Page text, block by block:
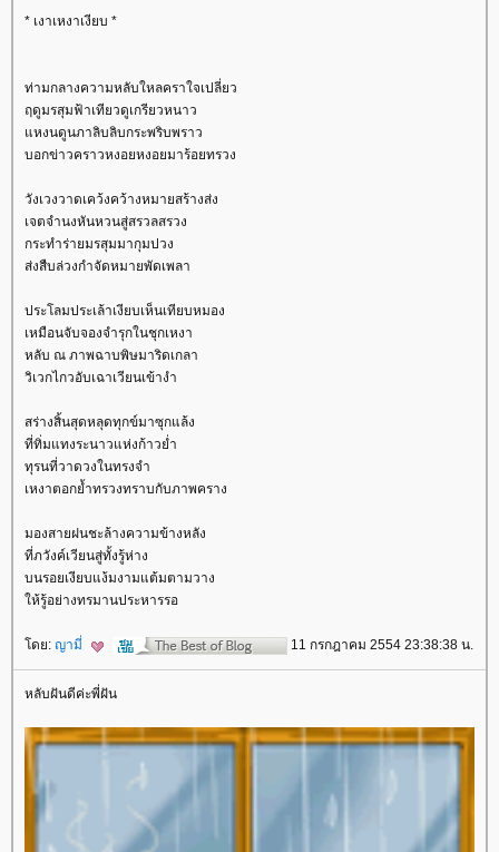
* เงาเหงาเงียบ *
ท่ามกลางความหลับใหลคราใจเปลี่ยว
ฤดูมรสุมฟ้าเทียวดูเกรียวหนาว
หงนดูนภาลิบลิบกระพริบพราว
บอกข่าวคราวหงอยหงอยมาร้อยทรวง
วังเวงวาดเคว้งคว้างหมายสร้างส่ง
เจตจำนงหันหวนสู่สรวลสรวง
กระทำร่ายมรสุมมากุมปวง
ส่งสืบล่วงกำจัดหมายพัดเพลา
ประโลมประเล้าเงียบเห็นเทียบหมอง
เหมือนจับจองจำรุกในชุกเหงา
หลับ ณ ภาพฉาบพิษมาริดเกลา
วิเวกไกวอับเฉาเวียนเข้างำ
สร่างสิ้นสุดหลุดทุกข์มาซุกแล้ง
ที่ทิ่มแทงระนาวแห่งก้าวย่ำ
ทุรนที่วาดวงในทรงจำ
เหงาตอกย้ำทรวงทราบกับภาพคราง
มองสายฝนชะล้างความข้างหลัง
ที่ภวังค์เวียนสู่ทั้งรู้ห่าง
บนรอยเงียบแง้มงามแต้มตามวาง
ห้รู้อย่างทรมานประหารรอ
ดย: ญามี่ 11 กรกฎาคม 2554 23:38:38 น.
หลับฝันดีค่ะพี่ฝัน